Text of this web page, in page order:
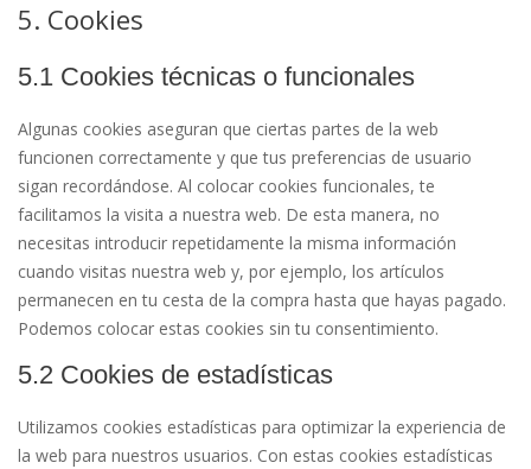
5. Cookies
5.1 Cookies técnicas o funcionales
Algunas cookies aseguran que ciertas partes de la web
funcionen correctamente y que tus preferencias de usuario
sigan recordándose. Al colocar cookies funcionales, te
facilitamos la visita a nuestra web. De esta manera, no
necesitas introducir repetidamente la misma información
cuando visitas nuestra web y, por ejemplo, los artículos
permanecen en tu cesta de la compra hasta que hayas pagado.
Podemos colocar estas cookies sin tu consentimiento.
5.2 Cookies de estadísticas
Utilizamos cookies estadísticas para optimizar la experiencia de
la web para nuestros usuarios. Con estas cookies estadísticas